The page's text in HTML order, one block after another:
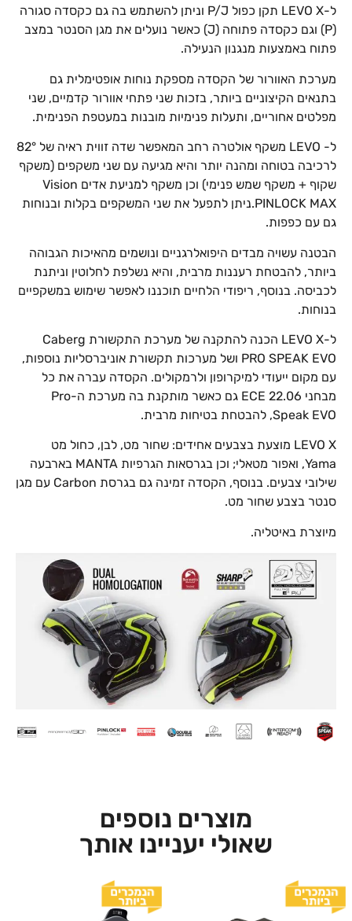
ל-LEVO X תקן כפול P/J וניתן להשתמש בה גם כקסדה סגורה
(P) וגם כקסדה פתוחה (J) כאשר נועלים את מגן הסנטר במצב
פתוח באמצעות מנגנון הנעילה.
מערכת האוורור של הקסדה מספקת נוחות אופטימלית גם
בתנאים הקיצוניים ביותר, בזכות שני פתחי אוורור קדמיים, שני
מפלטים אחוריים, ותעלות פנימיות מובנות במעטפת הפנימית.
ל- LEVO משקף אולטרה רחב המאפשר שדה זווית ראיה של 82°
לרכיבה בטוחה ומהנה יותר והיא מגיעה עם שני משקפים (משקף
שקוף + משקף שמש פנימי) וכן משקף למניעת אדים Vision
PINLOCK MAX.ניתן לתפעל את שני המשקפים בקלות ובנוחות
גם עם כפפות.
הבטנה עשויה מבדים היפואלרגניים ונושמים מהאיכות הגבוהה
ביותר, להבטחת רעננות מרבית, והיא נשלפת לחלוטין וניתנת
לכביסה. בנוסף, ריפודי הלחיים תוכננו לאפשר שימוש במשקפיים
בנוחות.
ל-LEVO X הכנה להתקנה של מערכת התקשורת Caberg
PRO SPEAK EVO ושל מערכות תקשורת אוניברסליות נוספות,
עם מקום ייעודי למיקרופון ולרמקולים. הקסדה עברה את כל
מבחני ECE 22.06 גם כאשר מותקנת בה מערכת ה-Pro
Speak EVO, להבטחת בטיחות מרבית.
LEVO X מוצעת בצבעים אחידים: שחור מט, לבן, כחול מט
Yama, ואפור מטאלי; וכן בגרסאות הגרפיות MANTA בארבעה
שילובי צבעים. בנוסף, הקסדה זמינה גם בגרסת Carbon עם מגן
סנטר בצבע שחור מט.
מיוצרת באיטליה.
מוצרים נוספים
שאולי יעניינו אותך